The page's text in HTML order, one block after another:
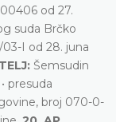
od 27.
suda Brčko
I od 28. juna
Šemsudin
• presuda
broj 070-0-